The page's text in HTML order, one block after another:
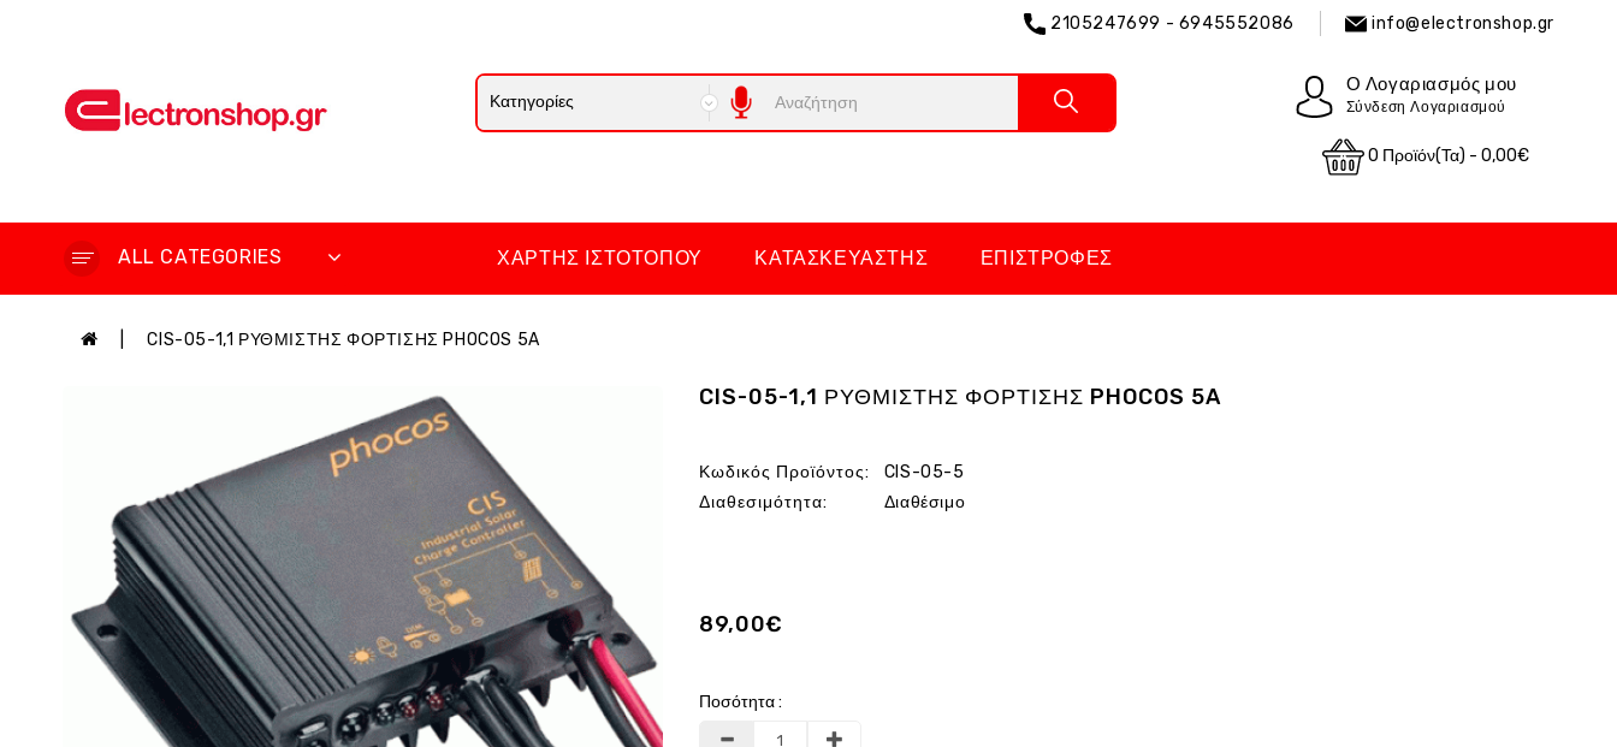
2105247699 - 6945552086 info@electronshop.gr
Ο Λογαριασμός μου
Σύνδεση Λογαριασμού
0 Προϊόν(τα) - 0,00€
ALL CATEGORIES ΧΆΡΤΗΣ ΙΣΤΌΤΟΠΟΥ ΚΑΤΑΣΚΕΥΑΣΤΉΣ ΕΠΙΣΤΡΟΦΈΣ
CIS-05-1,1 ΡΥΘΜΙΣΤΗΣ ΦΟΡΤΙΣΗΣ PHOCOS 5A
CIS-05-1,1 ΡΥΘΜΙΣΤΗΣ ΦΟΡΤΙΣΗΣ PHOCOS 5A
Κωδικός Προϊόντος:
CIS-05-5
Διαθεσιμότητα:
Διαθέσιμο
89,00€
Ποσότητα :